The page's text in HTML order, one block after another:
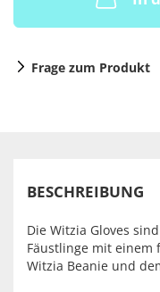
Frage zum Produkt
BESCHREIBUNG
Die Witzia Gloves
Fäustlinge mit einem
Witzia Beanie und